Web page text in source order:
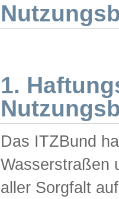
1.
Das ITZBund
Wasserstraßen
aller Sorgfalt